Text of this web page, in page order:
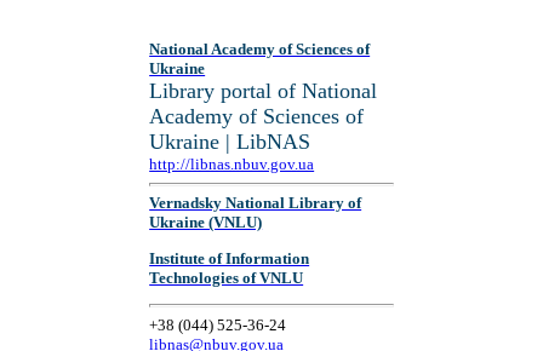
National Academy of Sciences of
Ukraine
Library portal of National
Academy of Sciences of
Ukraine | LibNAS
http://libnas.nbuv.gov.ua
Vernadsky National Library of
Ukraine (VNLU)
Institute of Information
Technologies of VNLU
+38 (044) 525-36-24
libnas@nbuv.gov.ua